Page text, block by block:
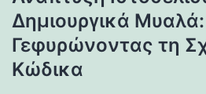
Δημιουργικά Μυαλά:
Γεφυρώνοντας τη
Κώδικα